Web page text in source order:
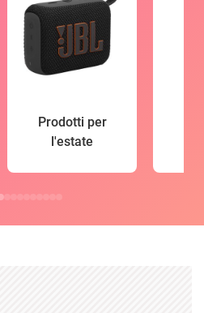
Prodotti per
l'estate